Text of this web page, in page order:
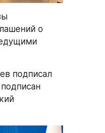
о
подписал